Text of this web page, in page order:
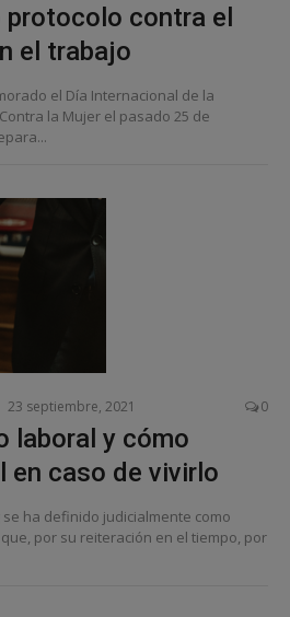
contra el
el trabajo
el Día Internacional de la
la Mujer el pasado 25 de
23 septiembre, 2021 0
laboral y cómo
en caso de vivirlo
ha definido judicialmente como
por su reiteración en el tiempo, por